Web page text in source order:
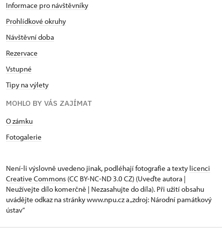
Informace pro návštěvníky
Prohlídkové okruhy
Návštěvní doba
Rezervace
Vstupné
Tipy na výlety
MOHLO BY VÁS ZAJÍMAT
O zámku
Fotogalerie
Není-li výslovně uvedeno jinak, podléhají fotografie a texty licenci
Creative Commons (CC BY-NC-ND 3.0 CZ) (Uveďte autora |
Neužívejte dílo komerčně | Nezasahujte do díla). Při užití obsahu
uvádějte odkaz na stránky www.npu.cz a „zdroj: Národní památkový
ústav“